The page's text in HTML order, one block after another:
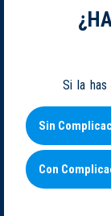
Si la
Sin
Con